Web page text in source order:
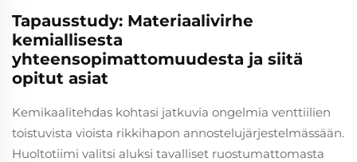
Tapausstudy: Materiaalivirhe
kemiallisesta
yhteensopimattomuudesta ja siitä
opitut asiat
Kemikaalitehdas kohtasi jatkuvia ongelmia venttiilien
toistuvista vioista rikkihapon annostelujärjestelmässään.
Huoltotiimi valitsi aluksi tavalliset ruostumattomasta